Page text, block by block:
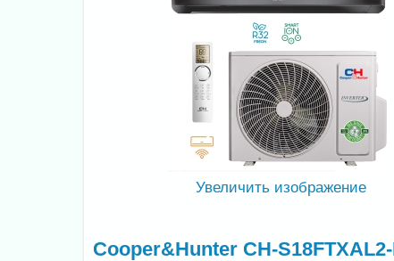
Увеличить изображение
Cooper&Hunter CH-